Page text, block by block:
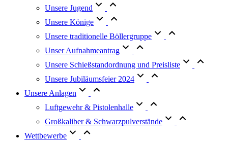
Unsere Jugend
Unsere Könige
Unsere traditionelle Böllergruppe
Unser Aufnahmeantrag
Unsere Schießstandordnung und Preisliste
Unsere Jubiläumsfeier 2024
Unsere Anlagen
Luftgewehr & Pistolenhalle
Großkaliber & Schwarzpulverstände
Wettbewerbe